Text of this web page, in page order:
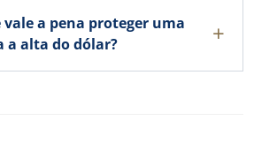
vale a pena proteger uma
a alta do dólar?